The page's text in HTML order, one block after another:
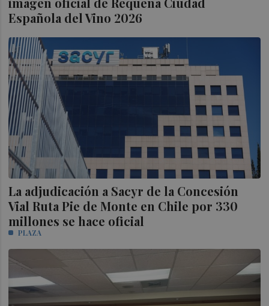
Española del Vino 2026
La adjudicación a Sacyr de la Concesión
Vial Ruta Pie de Monte en Chile por 330
millones se hace oficial
PLAZA